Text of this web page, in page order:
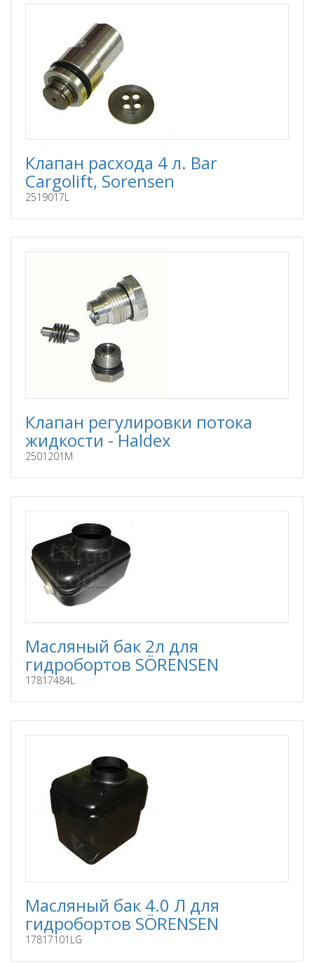
Клапан расхода 4 л. Bar
Cargolift, Sorensen
2519017L
Клапан регулировки потока
жидкости - Haldex
2501201M
Масляный бак 2л для
гидробортов SÖRENSEN
17817484L
Масляный бак 4.0 Л для
гидробортов SÖRENSEN
17817101LG